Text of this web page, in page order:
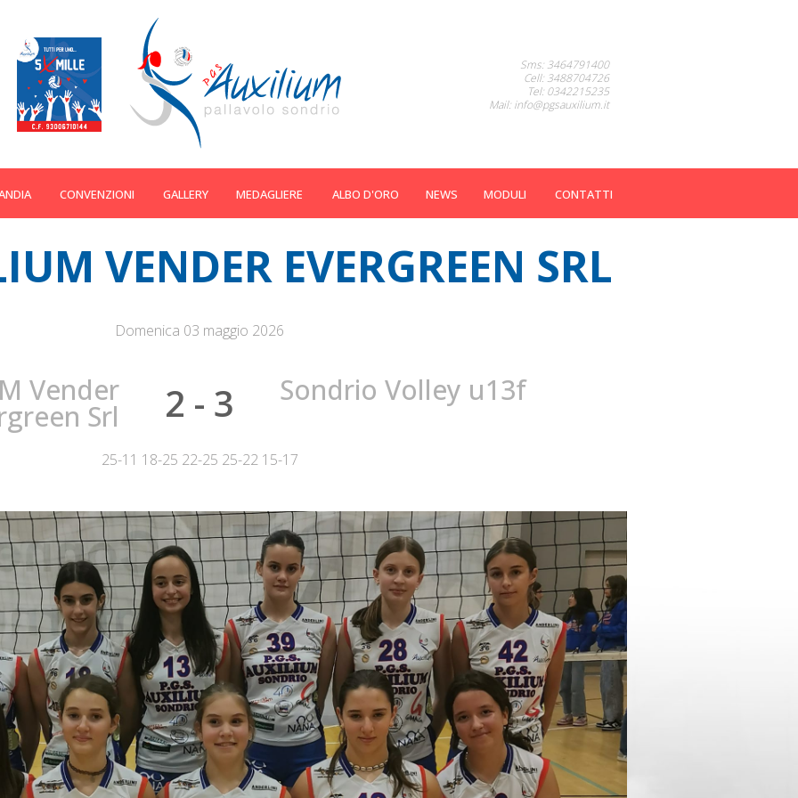
Sms: 3464791400
Cell: 3488704726
Tel: 0342215235
Mail: info@pgsauxilium.it
CONVENZIONI GALLERY MEDAGLIERE ALBO D'ORO NEWS MODULI CONTATTI
VENDER EVERGREEN SRL
Domenica 03 maggio 2026
Vender
Srl 2 - 3 Sondrio Volley u13f
25-11 18-25 22-25 25-22 15-17